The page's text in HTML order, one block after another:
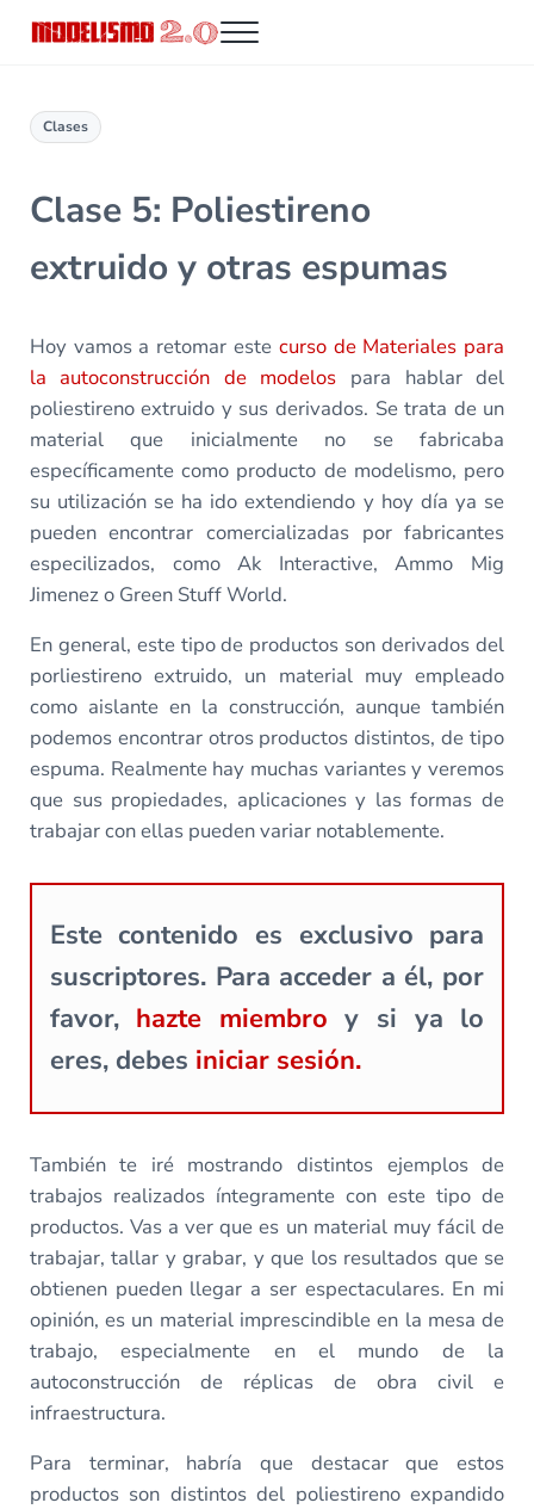
Menu
Clases
Clase 5: Poliestireno
extruido y otras espumas
Hoy vamos a retomar este curso de Materiales para
la autoconstrucción de modelos para hablar del
poliestireno extruido y sus derivados. Se trata de un
material que inicialmente no se fabricaba
específicamente como producto de modelismo, pero
su utilización se ha ido extendiendo y hoy día ya se
pueden encontrar comercializadas por fabricantes
especilizados, como Ak Interactive, Ammo Mig
Jimenez o Green Stuff World.
En general, este tipo de productos son derivados del
porliestireno extruido, un material muy empleado
como aislante en la construcción, aunque también
podemos encontrar otros productos distintos, de tipo
espuma. Realmente hay muchas variantes y veremos
que sus propiedades, aplicaciones y las formas de
trabajar con ellas pueden variar notablemente.
Este contenido es exclusivo para
suscriptores. Para acceder a él, por
favor, hazte miembro y si ya lo
eres, debes iniciar sesión.
También te iré mostrando distintos ejemplos de
trabajos realizados íntegramente con este tipo de
productos. Vas a ver que es un material muy fácil de
trabajar, tallar y grabar, y que los resultados que se
obtienen pueden llegar a ser espectaculares. En mi
opinión, es un material imprescindible en la mesa de
trabajo, especialmente en el mundo de la
autoconstrucción de réplicas de obra civil e
infraestructura.
Para terminar, habría que destacar que estos
productos son distintos del poliestireno expandido